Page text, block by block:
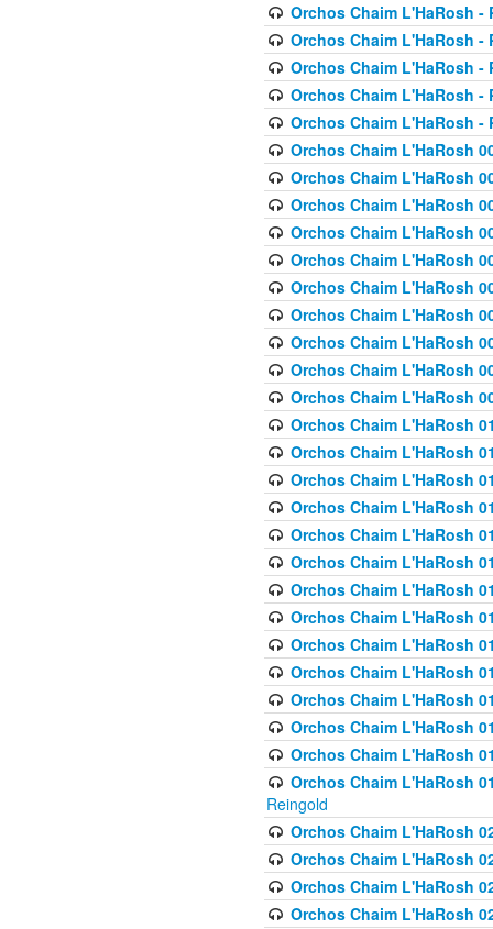
Orchos Chaim L'HaRosh -
Orchos Chaim L'HaRosh -
Orchos Chaim L'HaRosh -
Orchos Chaim L'HaRosh -
Orchos Chaim L'HaRosh -
Orchos Chaim L'HaRosh
Orchos Chaim L'HaRosh
Orchos Chaim L'HaRosh
Orchos Chaim L'HaRosh
Orchos Chaim L'HaRosh
Orchos Chaim L'HaRosh
Orchos Chaim L'HaRosh
Orchos Chaim L'HaRosh
Orchos Chaim L'HaRosh
Orchos Chaim L'HaRosh
Orchos Chaim L'HaRosh
Orchos Chaim L'HaRosh
Orchos Chaim L'HaRosh
Orchos Chaim L'HaRosh
Orchos Chaim L'HaRosh
Orchos Chaim L'HaRosh
Orchos Chaim L'HaRosh
Orchos Chaim L'HaRosh
Orchos Chaim L'HaRosh
Orchos Chaim L'HaRosh
Orchos Chaim L'HaRosh
Orchos Chaim L'HaRosh
Orchos Chaim L'HaRosh
Orchos Chaim L'HaRosh
Reingold
Orchos Chaim L'HaRosh
Orchos Chaim L'HaRosh
Orchos Chaim L'HaRosh
Orchos Chaim L'HaRosh